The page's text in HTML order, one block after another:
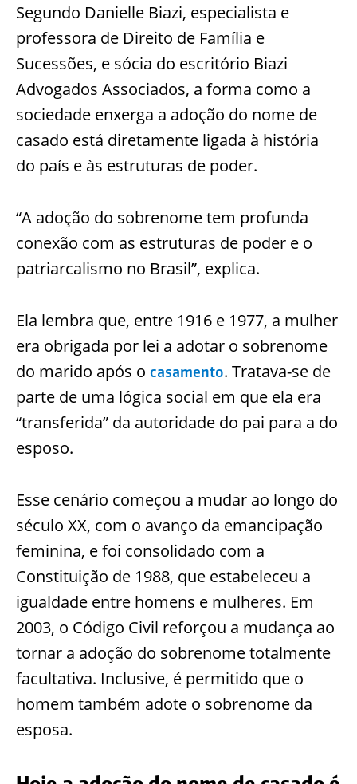
Segundo Danielle Biazi, especialista e
professora de Direito de Família e
Sucessões, e sócia do escritório Biazi
Advogados Associados, a forma como a
sociedade enxerga a adoção do nome de
casado está diretamente ligada à história
do país e às estruturas de poder.
“A adoção do sobrenome tem profunda
conexão com as estruturas de poder e o
patriarcalismo no Brasil”, explica.
Ela lembra que, entre 1916 e 1977, a mulher
era obrigada por lei a adotar o sobrenome
do marido após o casamento. Tratava-se de
parte de uma lógica social em que ela era
“transferida” da autoridade do pai para a do
esposo.
Esse cenário começou a mudar ao longo do
século XX, com o avanço da emancipação
feminina, e foi consolidado com a
Constituição de 1988, que estabeleceu a
igualdade entre homens e mulheres. Em
2003, o Código Civil reforçou a mudança ao
tornar a adoção do sobrenome totalmente
facultativa. Inclusive, é permitido que o
homem também adote o sobrenome da
esposa.